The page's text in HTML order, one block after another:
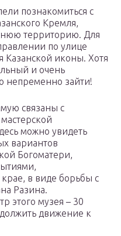
познакомиться с
Кремля,
территорию. Для
по улице
иконы. Хотя
и очень
непременно зайти!
связаны с
можно увидеть
вариантов
Богоматери,
в виде борьбы с
Разина.
этого музея – 30
движение к